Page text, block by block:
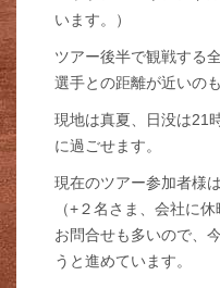
います。）
ツアー後半で観戦する
選手との距離が近いの
現地は真夏、日没は21
に過ごせます。
現在のツアー参加者様
（+２名さま、会社に休
お問合せも多いので、
うと進めています。